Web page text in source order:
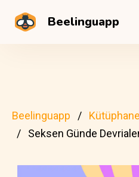
Beelinguapp
Beelinguapp Kütüphane
Seksen Günde